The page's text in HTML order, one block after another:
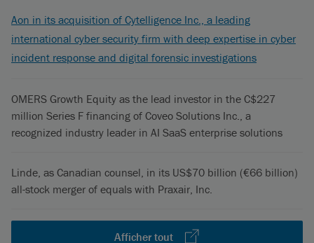
Aon in its acquisition of Cytelligence Inc., a leading
international cyber security firm with deep expertise in cyber
incident response and digital forensic investigations
OMERS Growth Equity as the lead investor in the C$227
million Series F financing of Coveo Solutions Inc., a
recognized industry leader in AI SaaS enterprise solutions
Linde, as Canadian counsel, in its US$70 billion (€66 billion)
all-stock merger of equals with Praxair, Inc.
Afficher tout